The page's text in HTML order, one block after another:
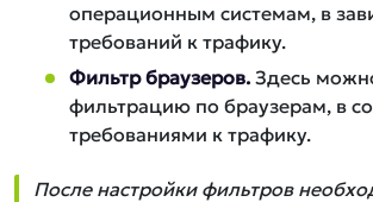
операционным системам, в
требований к трафику.
Фильтр браузеров. Здесь
фильтрацию по браузерам, в
требованиями к трафику.
После настройки фильтров